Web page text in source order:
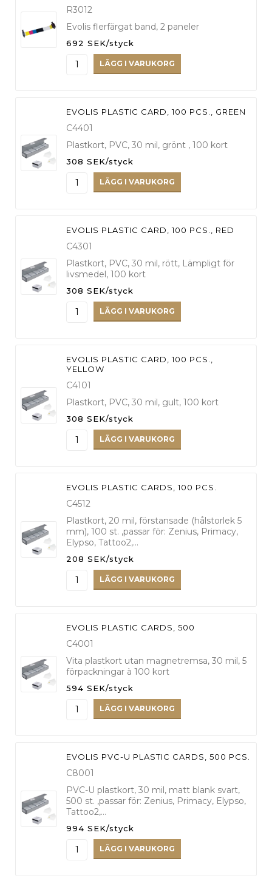
R3012
Evolis flerfärgat band, 2 paneler
692 SEK/styck
LÄGG I VARUKORG
EVOLIS PLASTIC CARD, 100 PCS., GREEN
C4401
Plastkort, PVC, 30 mil, grönt , 100 kort
308 SEK/styck
LÄGG I VARUKORG
EVOLIS PLASTIC CARD, 100 PCS., RED
C4301
Plastkort, PVC, 30 mil, rött, Lämpligt för
livsmedel, 100 kort
308 SEK/styck
LÄGG I VARUKORG
EVOLIS PLASTIC CARD, 100 PCS.,
YELLOW
C4101
Plastkort, PVC, 30 mil, gult, 100 kort
308 SEK/styck
LÄGG I VARUKORG
EVOLIS PLASTIC CARDS, 100 PCS.
C4512
Plastkort, 20 mil, förstansade (hålstorlek 5
mm), 100 st. ,passar för: Zenius, Primacy,
Elypso, Tattoo2,…
208 SEK/styck
LÄGG I VARUKORG
EVOLIS PLASTIC CARDS, 500
C4001
Vita plastkort utan magnetremsa, 30 mil, 5
förpackningar à 100 kort
594 SEK/styck
LÄGG I VARUKORG
EVOLIS PVC-U PLASTIC CARDS, 500 PCS.
C8001
PVC-U plastkort, 30 mil, matt blank svart,
500 st. ,passar för: Zenius, Primacy, Elypso,
Tattoo2,…
994 SEK/styck
LÄGG I VARUKORG